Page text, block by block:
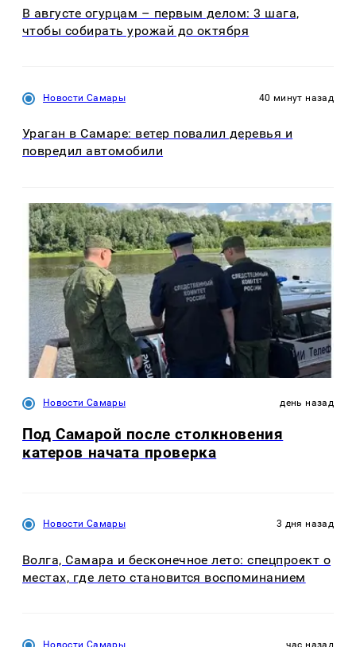
В августе огурцам – первым делом: 3 шага,
чтобы собирать урожай до октября
Новости Самары 40 минут назад
Ураган в Самаре: ветер повалил деревья и
повредил автомобили
Новости Самары день назад
Под Самарой после столкновения
катеров начата проверка
Новости Самары 3 дня назад
Волга, Самара и бесконечное лето: спецпроект о
местах, где лето становится воспоминанием
Новости Самары час назад